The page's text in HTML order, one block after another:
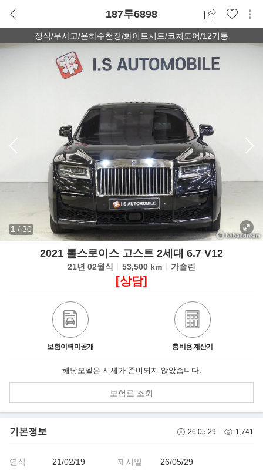
187루6898
정식/무사고/은하수천장/화이트시트/코치도어/12기통
1 / 30
2021 롤스로이스 고스트 2세대 6.7 V12
21년 02월식 53,500 km 가솔린
[상담]
보험이력미공개 총비용 계산기
해당모델은 시세가 준비되지 않았습니다.
보험료 조회
기본정보 26.05.29 1,741
연식
21/02/19
제시일
26/05/29